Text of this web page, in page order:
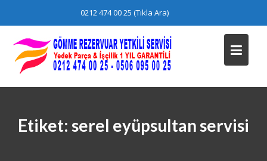
content
0212 474 00 25 (Tıkla Ara)
Etiket: serel eyüpsultan servisi